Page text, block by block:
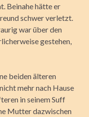
Beinahe hätte er
schwer verletzt.
war über den
gestehen,
beiden älteren
mehr nach Hause
in seinem Suff
Mutter dazwischen